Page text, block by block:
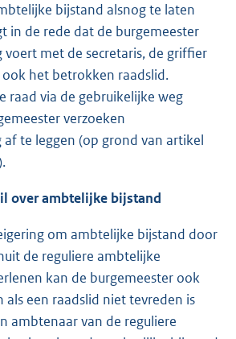
bijstand alsnog te laten
in de rede dat de burgemeester
voert met de secretaris, de griffier
het betrokken raadslid.
raad via de gebruikelijke weg
verzoeken
te leggen (op grond van artikel
over ambtelijke bijstand
om ambtelijke bijstand door
de reguliere ambtelijke
kan de burgemeester ook
als een raadslid niet tevreden is
ambtenaar van de reguliere